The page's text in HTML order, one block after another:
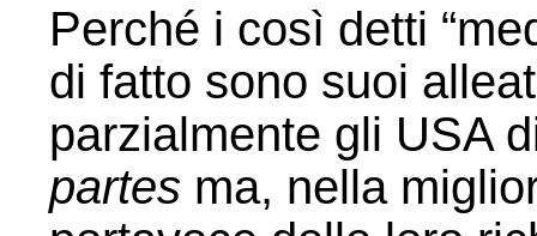
Perché i così detti
di fatto sono suoi
parzialmente gli USA
partes ma, nella